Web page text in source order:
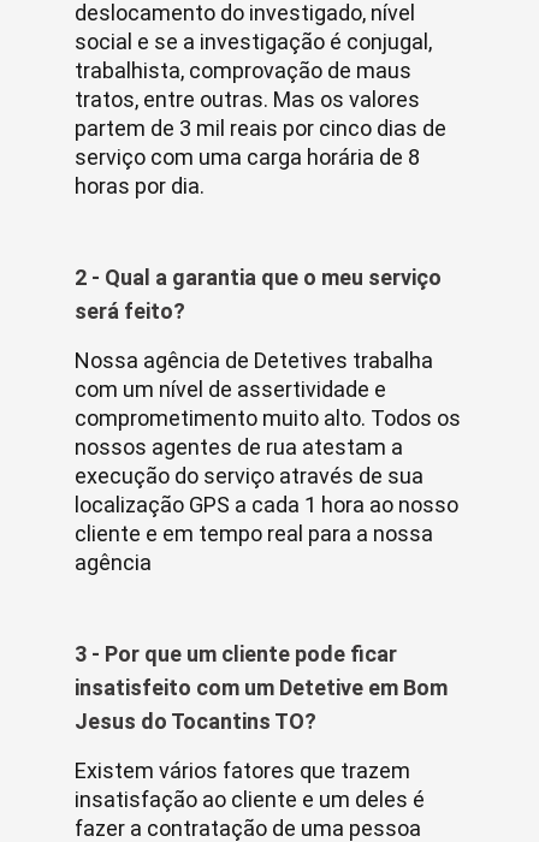
deslocamento do investigado, nível
social e se a investigação é conjugal,
trabalhista, comprovação de maus
tratos, entre outras. Mas os valores
partem de 3 mil reais por cinco dias de
serviço com uma carga horária de 8
horas por dia.
2 - Qual a garantia que o meu serviço
será feito?
Nossa agência de Detetives trabalha
com um nível de assertividade e
comprometimento muito alto. Todos os
nossos agentes de rua atestam a
execução do serviço através de sua
localização GPS a cada 1 hora ao nosso
cliente e em tempo real para a nossa
agência
3 - Por que um cliente pode ficar
insatisfeito com um Detetive em Bom
Jesus do Tocantins TO?
Existem vários fatores que trazem
insatisfação ao cliente e um deles é
fazer a contratação de uma pessoa